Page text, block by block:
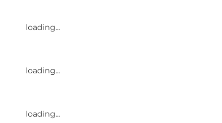
loading...
loading...
loading...